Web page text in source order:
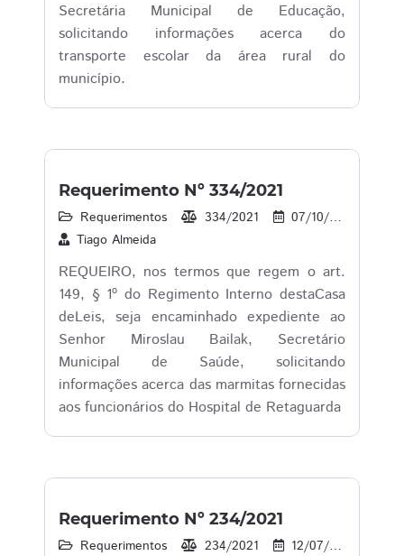
Secretária Municipal de Educação,
solicitando informações acerca do
transporte escolar da área rural do
município.
Requerimento Nº 334/2021
Requerimentos 334/2021 07/10/2021
Tiago Almeida
REQUEIRO, nos termos que regem o art.
149, § 1º do Regimento Interno destaCasa
deLeis, seja encaminhado expediente ao
Senhor Miroslau Bailak, Secretário
Municipal de Saúde, solicitando
informações acerca das marmitas fornecidas
aos funcionários do Hospital de Retaguarda
Requerimento Nº 234/2021
Requerimentos 234/2021 12/07/2021